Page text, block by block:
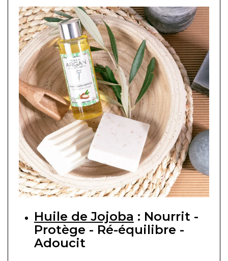
Huile de Jojoba : Nourrit -
Protège - Ré-équilibre -
Adoucit